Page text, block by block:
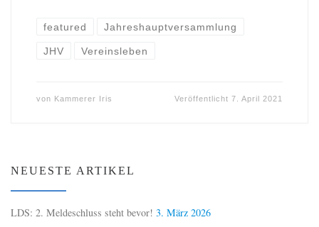
featured Jahreshauptversammlung
JHV Vereinsleben
von Kammerer Iris Veröffentlicht7. April 2021
NEUESTE ARTIKEL
LDS: 2. Meldeschluss steht bevor! 3. März 2026